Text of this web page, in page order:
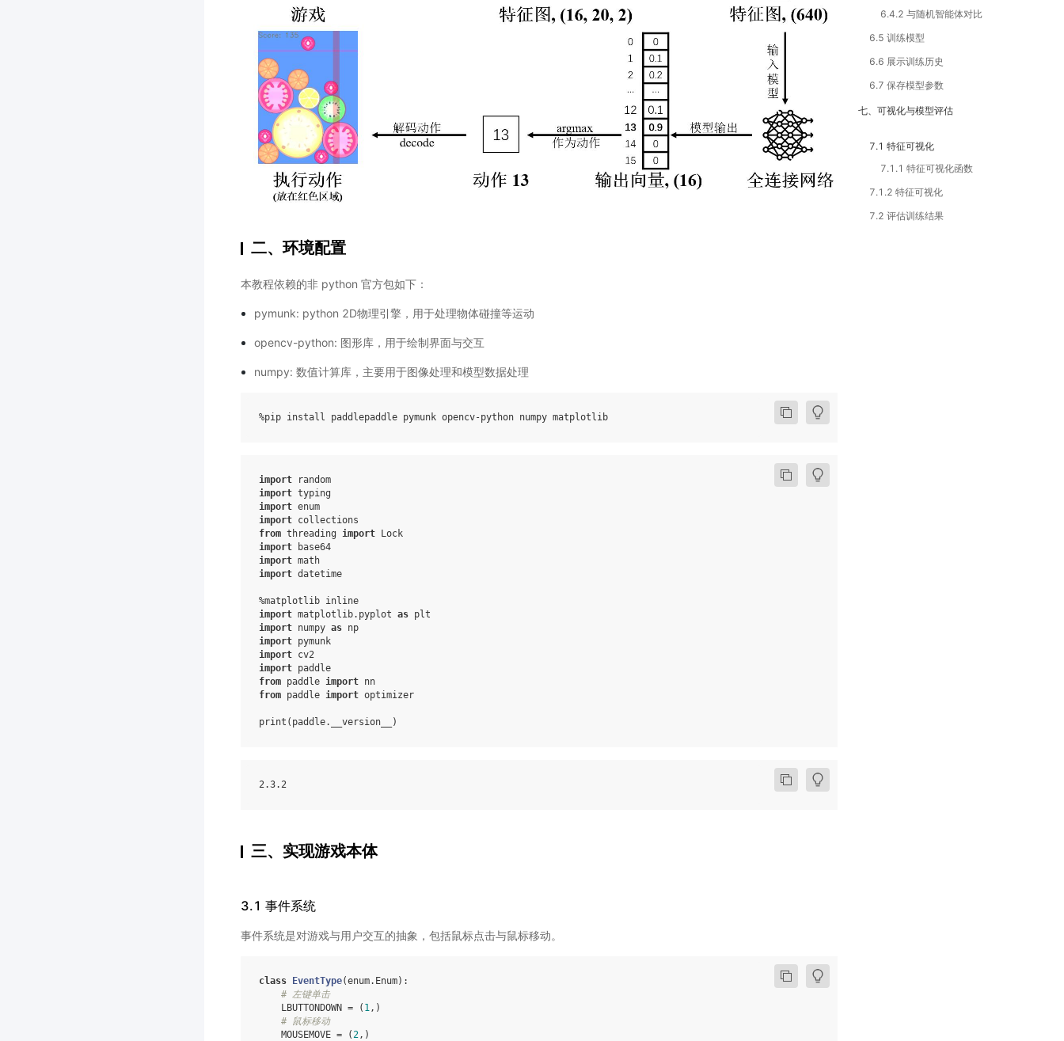
6.4.2 与随机智能体对比
6.5 训练模型
6.6 展示训练历史
6.7 保存模型参数
七、可视化与模型评估
7.1 特征可视化
7.1.1 特征可视化函数
7.1.2 特征可视化
7.2 评估训练结果
二、环境配置
本教程依赖的非 python 官方包如下：
pymunk: python 2D物理引擎，用于处理物体碰撞等运动
opencv-python: 图形库，用于绘制界面与交互
numpy: 数值计算库，主要用于图像处理和模型数据处理
%pip install paddlepaddle pymunk opencv-python numpy matplotlib
import
random
import typing
import enum
import collections
from threading import Lock
import
base64
import math
import datetime
%matplotlib inline
import matplotlib.pyplot as plt
import numpy as np
import pymunk
import cv2
import paddle
from paddle import nn
from paddle import optimizer
print ( paddle. __version__ )
2 .3.2
三、实现游戏本体
3.1 事件系统
事件系统是对游戏与用户交互的抽象，包括鼠标点击与鼠标移动。
class EventType(enum. Enum):
# 左键单击
LBUTTONDOWN = ( 1 ,)
# 鼠标移动
MOUSEMOVE = ( 2 ,)